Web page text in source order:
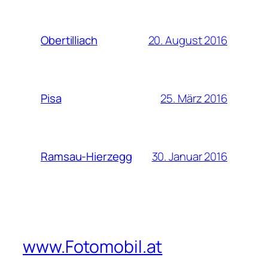
Obertilliach 20. August 2016
Pisa 25. März 2016
Ramsau-Hierzegg 30. Januar 2016
www.Fotomobil.at